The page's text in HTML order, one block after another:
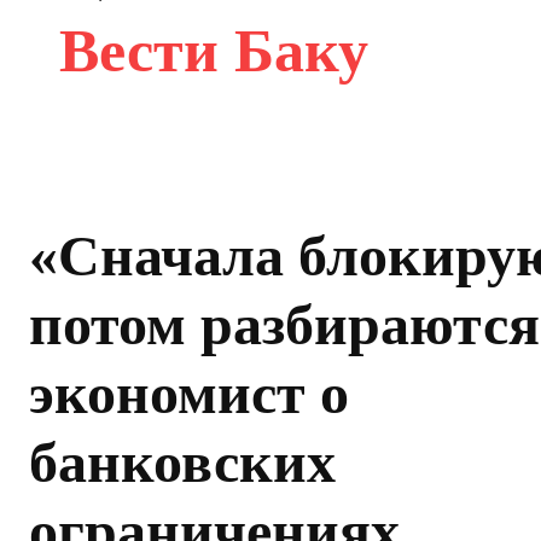
Вести Баку
«Сначала
потом
экономист о
банковских